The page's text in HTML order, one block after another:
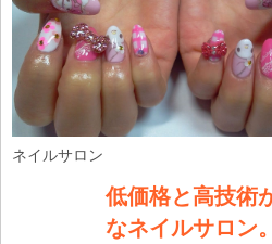
ネイルサロン
低価格と高技術
なネイルサロン